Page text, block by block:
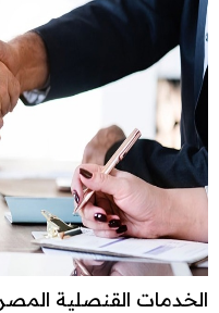
الخدمات القنصلية